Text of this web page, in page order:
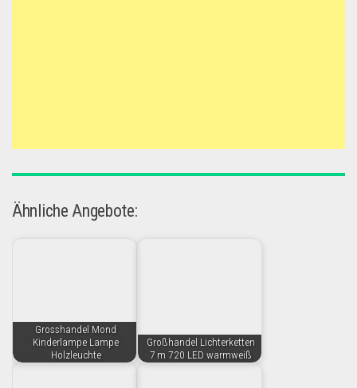
Ähnliche Angebote:
Grosshandel Mond
Kinderlampe Lampe
Holzleuchte
Großhandel Lichterketten
7 m 720 LED warmweiß